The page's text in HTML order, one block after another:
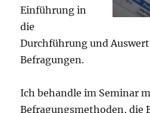
Einführung in
die
Durchführung und
Befragungen.
Ich behandle im Seminar
Befragungsmethoden, die